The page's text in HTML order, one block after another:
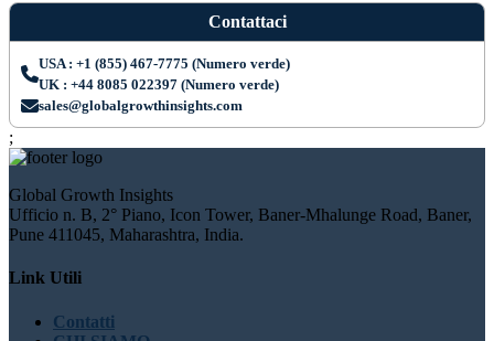
Contattaci
USA : +1 (855) 467-7775 (Numero verde)
UK : +44 8085 022397 (Numero verde)
sales@globalgrowthinsights.com
;
Global Growth Insights
Ufficio n. B, 2° Piano, Icon Tower, Baner-Mhalunge Road, Baner,
Pune 411045, Maharashtra, India.
Link Utili
Contatti